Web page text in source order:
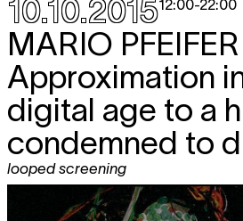
10.10.201512:00-22:00
MARIO PFEIFER
Approximation
digital age to a
condemned to
looped screening